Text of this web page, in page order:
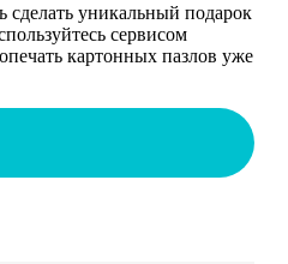
сделать уникальный подарок
сервисом
картонных пазлов уже